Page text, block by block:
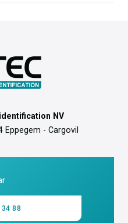
NV
Eppegem - Cargovil
88